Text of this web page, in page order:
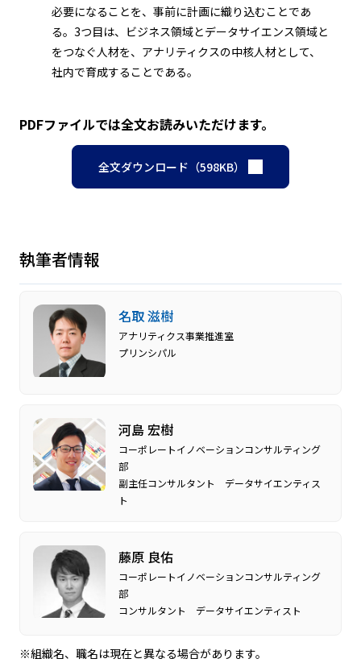
必要になることを、事前に計画に織り込むことであ
る。3つ目は、ビジネス領域とデータサイエンス領域と
をつなぐ人材を、アナリティクスの中核人材として、
社内で育成することである。
PDFファイルでは全文お読みいただけます。
全文ダウンロード（598KB）
執筆者情報
名取 滋樹
アナリティクス事業推進室
プリンシパル
河島 宏樹
コーポレートイノベーションコンサルティング
部
副主任コンサルタント データサイエンティス
ト
藤原 良佑
コーポレートイノベーションコンサルティング
部
コンサルタント データサイエンティスト
※組織名、職名は現在と異なる場合があります。